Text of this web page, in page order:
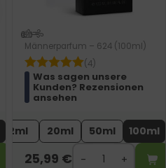
Männerparfum – 624 (100ml)
(4)
Was sagen unsere
Kunden? Rezensionen
ansehen
2ml 20ml 50ml 100ml
25,99 €